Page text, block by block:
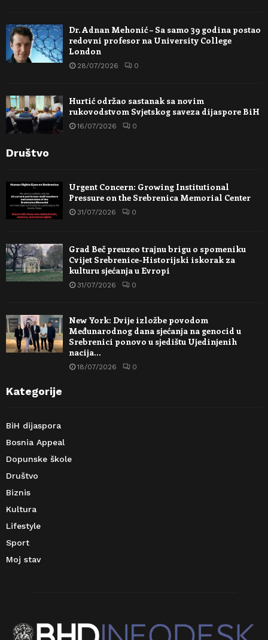
Dr. Adnan Mehonić – Sa samo 39 godina postao
redovni profesor na University College
London
28/07/2026 0
Hurtić održao sastanak sa novim
rukovodstvom Svjetskog saveza dijaspore BiH
16/07/2026 0
Društvo
Urgent Concern: Growing Institutional
Pressure on the Srebrenica Memorial Center
31/07/2026 0
Grad Beč preuzeo trajnu brigu o spomeniku
Cvijet Srebrenice-Historijski iskorak za
kulturu sjećanja u Evropi
31/07/2026 0
New York: Dvije izložbe povodom
Međunarodnog dana sjećanja na genocid u
Srebrenici ponovo u sjedištu Ujedinjenih
nacija…
18/07/2026 0
Kategorije
BiH dijaspora
Bosnia Appeal
Dopunske škole
Društvo
Biznis
Kultura
Lifestyle
Sport
Moj stav